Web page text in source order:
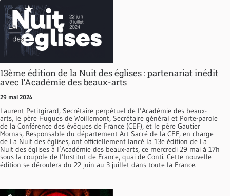
13ème édition de la Nuit des églises : partenariat inédit
avec l’Académie des beaux-arts
29 mai 2024
Laurent Petitgirard, Secrétaire perpétuel de l’Académie des beaux-
arts, le père Hugues de Woillemont, Secrétaire général et Porte-parole
de la Conférence des évêques de France (CEF), et le père Gautier
Mornas, Responsable du département Art Sacré de la CEF, en charge
de La Nuit des églises, ont officiellement lancé la 13e édition de La
Nuit des églises à l’Académie des beaux-arts, ce mercredi 29 mai à 17h
sous la coupole de l’Institut de France, quai de Conti. Cette nouvelle
édition se déroulera du 22 juin au 3 juillet dans toute la France.